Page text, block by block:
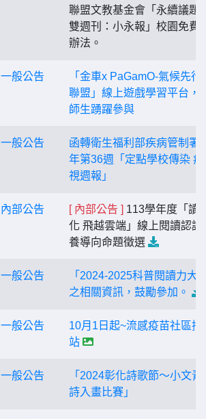
聯盟文教基金會「永續議題
雙週刊：小永報」校園免費
辦法。
一般公告
「金車x PaGamO-氣候先行
聯盟」線上遊戲學習平台，
師生踴躍參與
一般公告
函轉衛生福利部疾病管制署
年第36週「定點學校傳染 病
視週報」
內部公告 [ 內部公告 ] 113學年度「讀
化 飛越雲端」線上閱讀認證
養導向命題徵選
一般公告
「2024-2025科普閱讀力大
之相關資訊，鼓勵參加。
一般公告
10月1日起~流感疫苗社區接
站
一般公告
「2024彰化詩歌節～小文青
詩入畫比賽」